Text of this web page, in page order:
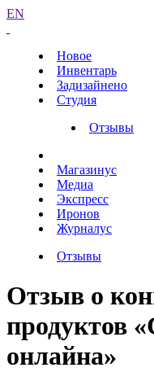
EN
Новое
Инвентарь
Задизайнено
Студия
Отзывы
Магазинус
Медиа
Экспресс
Иронов
Журналус
Отзывы
Отзыв о
продуктов
онлайна»